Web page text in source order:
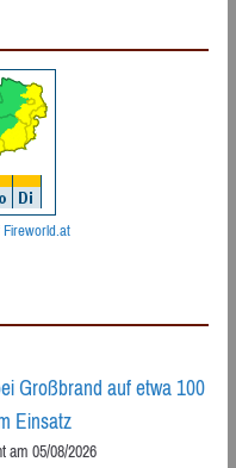
Großbrand auf etwa 100
Einsatz
am 05/08/2026